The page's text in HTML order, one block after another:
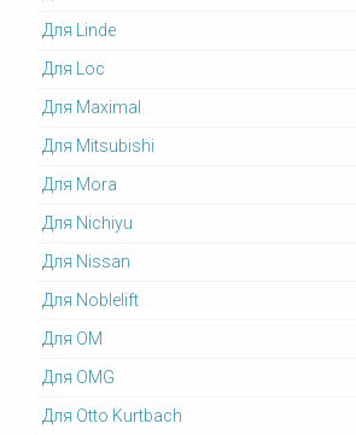
Для Linde
Для Loc
Для Maximal
Для Mitsubishi
Для Mora
Для Nichiyu
Для Nissan
Для Noblelift
Для OM
Для OMG
Для Otto Kurtbach